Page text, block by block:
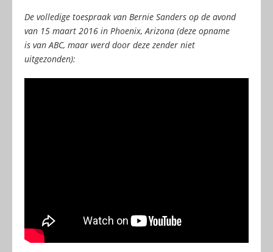
De volledige toespraak van Bernie Sanders op de avond
van 15 maart 2016 in Phoenix, Arizona (deze opname
is van ABC, maar werd door deze zender niet
uitgezonden):